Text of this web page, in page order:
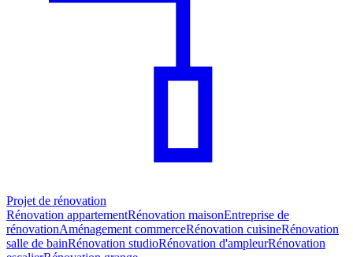
Projet de rénovation
Rénovation appartementRénovation maisonEntreprise de
rénovationAménagement commerceRénovation cuisineRénovation
salle de bainRénovation studioRénovation d'ampleurRénovation